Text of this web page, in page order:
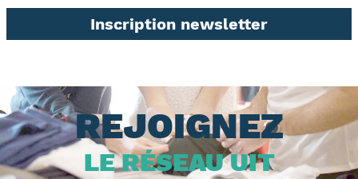
Inscription newsletter
REJOIGNEZ
LE RÉSEAU UIT